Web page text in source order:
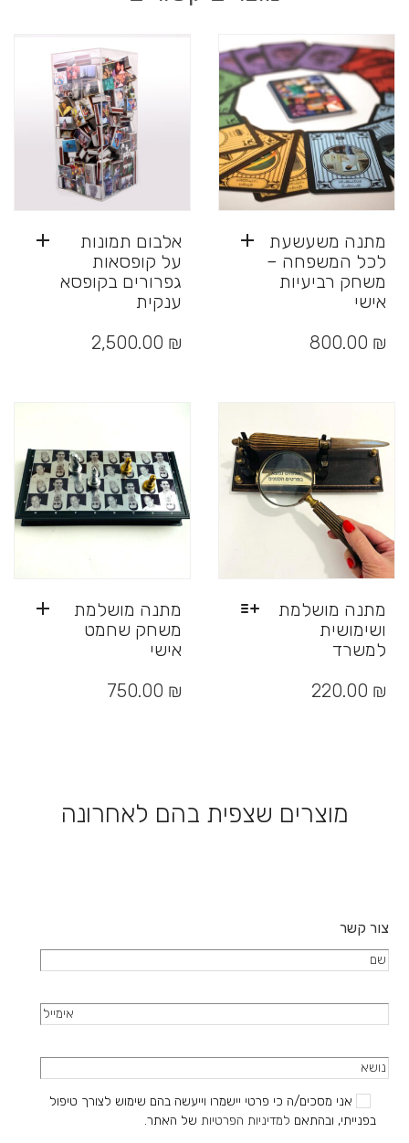
אלבום תמונות
על קופסאות
גפרורים בקופסא
ענקית
2,500.00 ₪
מתנה משעשעת
לכל המשפחה –
משחק רביעיות
אישי
800.00 ₪
מתנה מושלמת
משחק שחמט
אישי
750.00 ₪
מתנה מושלמת
ושימושית
למשרד
זה
האפשרויות
220.00 ₪
מוצרים שצפית בהם לאחרונה
צור קשר
אני מסכים/ה כי פרטי יישמרו וייעשה בהם שימוש לצורך טיפול
בפנייתי, ובהתאם למדיניות הפרטיות של האתר.